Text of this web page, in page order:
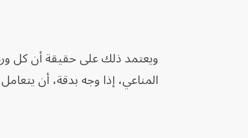
ويعتمد ذلك على حقيقة أن كل
المناعي، إذا وجه بدقة، أن